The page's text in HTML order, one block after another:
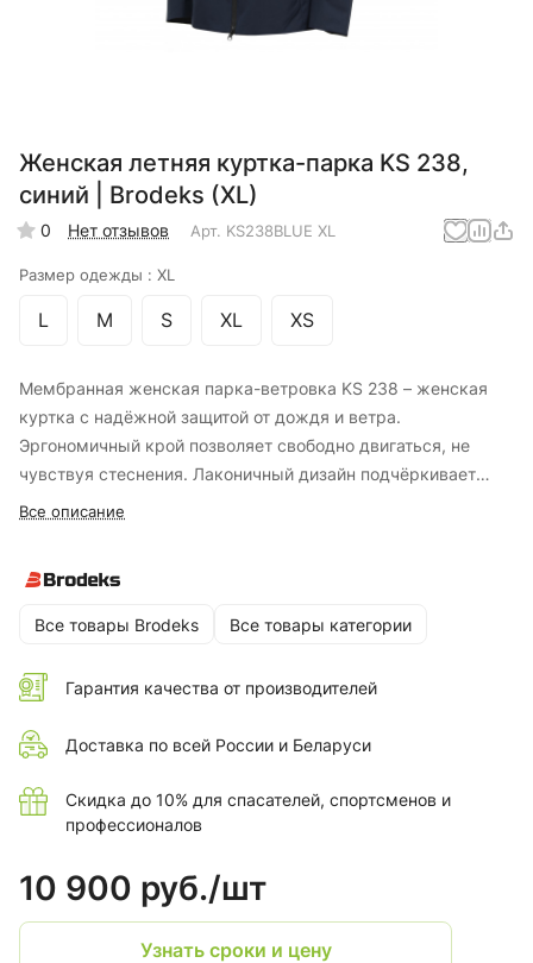
Женская летняя куртка-парка KS 238,
синий | Brodeks (XL)
0 Нет отзывов Арт. KS238BLUE XL
Размер одежды : XL
L M S XL XS
Мембранная женская парка-ветровка KS 238 – женская
куртка с надёжной защитой от дождя и ветра.
Эргономичный крой позволяет свободно двигаться, не
чувствуя стеснения. Лаконичный дизайн подчёркивает
представительный образ её обладательницы. Парка
спортом.
Все описание
Все товары Brodeks Все товары категории
Гарантия качества от производителей
Доставка по всей России и Беларуси
Скидка до 10% для спасателей, спортсменов и
профессионалов
10 900 руб./шт
Узнать сроки и цену